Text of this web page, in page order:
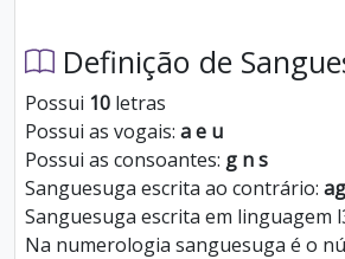
Definição de
Possui 10 letras
Possui as vogais: a e u
Possui as consoantes: g n s
Sanguesuga escrita ao contrário:
Sanguesuga escrita em linguagem
Na numerologia sanguesuga é o